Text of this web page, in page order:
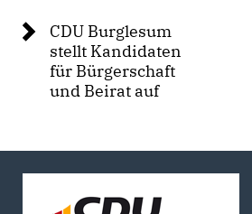
CDU Burglesum
stellt Kandidaten
für Bürgerschaft
und Beirat auf